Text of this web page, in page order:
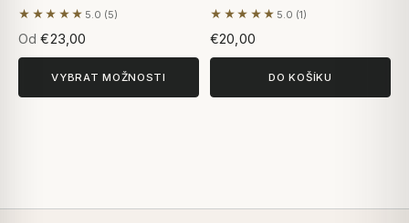
★★★★★ 5.0 (5)
Na základě 5 hodnocení
Od €23,00
VYBRAT MOŽNOSTI
★★★★★ 5.0 (1)
Na základě 1 hodnocení
€20,00
DO KOŠÍKU